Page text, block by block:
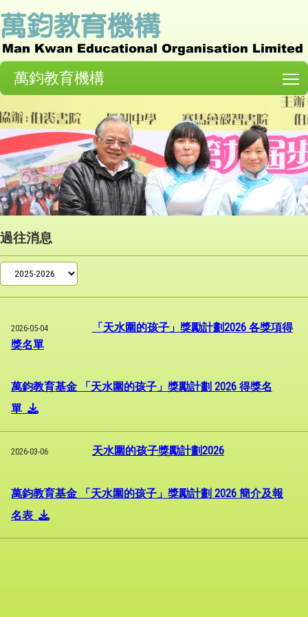
萬鈞教育機構
過往消息
2026-05-04
「天水圍的孩子」獎勵計劃2026 各獎項得
獎名單
萬鈞教育基金 「天水圍的孩子」獎勵計劃 2026 得獎名
單
2026-03-06 天水圍的孩子獎勵計劃2026
萬鈞教育基金 「天水圍的孩子」獎勵計劃 2026 簡介及報
名表